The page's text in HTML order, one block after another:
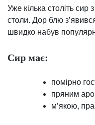
Уже кілька століть сир
столи. Дор блю
швидко набув
Сир має:
помірно
пряним
м’якою,